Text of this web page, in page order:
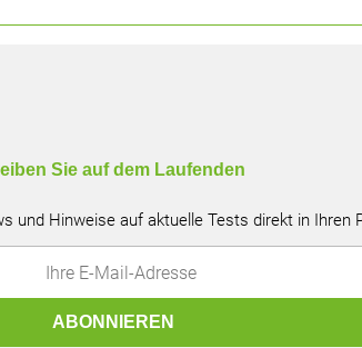
Sie auf dem Laufenden
und Hinweise auf aktuelle Tests direkt in Ihren